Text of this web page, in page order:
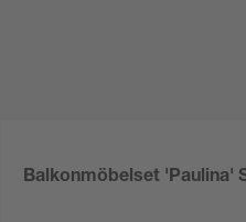
Balkonmöbelset 'Paulina'